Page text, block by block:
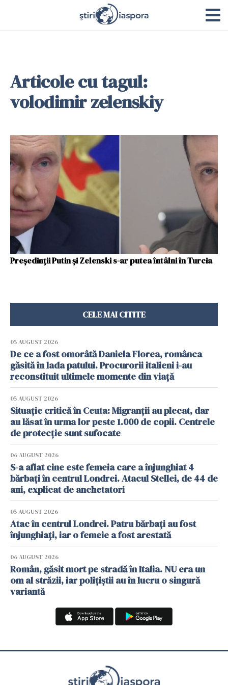
Articole cu tagul:
volodimir zelenskiy
Președinții Putin și Zelenski s-ar putea întâlni în Turcia
CELE MAI CITITE
05 AUGUST 2026
De ce a fost omorâtă Daniela Florea, românca
găsită în lada patului. Procurorii italieni i-au
reconstituit ultimele momente din viață
05 AUGUST 2026
Situație critică în Ceuta: Migranții au plecat, dar
au lăsat în urma lor peste 1.000 de copii. Centrele
de protecție sunt sufocate
06 AUGUST 2026
S-a aflat cine este femeia care a înjunghiat 4
bărbați în centrul Londrei. Atacul Stellei, de 44 de
ani, explicat de anchetatori
05 AUGUST 2026
Atac în centrul Londrei. Patru bărbați au fost
înjunghiați, iar o femeie a fost arestată
06 AUGUST 2026
Român, găsit mort pe stradă în Italia. NU era un
om al străzii, iar polițiștii au în lucru o singură
variantă